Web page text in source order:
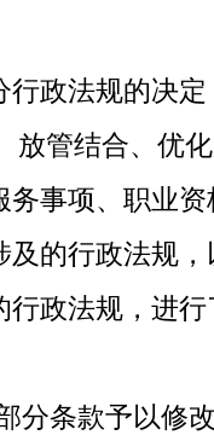
行政法规的决定
放管结合、优
事项、职业
的行政法规
政法规，进
分条款予以修